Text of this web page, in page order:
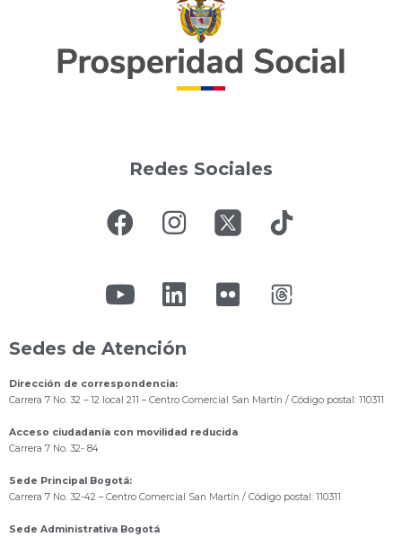
Redes Sociales
Sedes de Atención
Dirección de correspondencia:
Carrera 7 No. 32 – 12 local 211 – Centro Comercial San Martín / Código postal: 110311
Acceso ciudadanía con movilidad reducida
Carrera 7 No. 32- 84
Sede Principal Bogotá:
Carrera 7 No. 32-42 – Centro Comercial San Martín / Código postal: 110311
Sede Administrativa Bogotá